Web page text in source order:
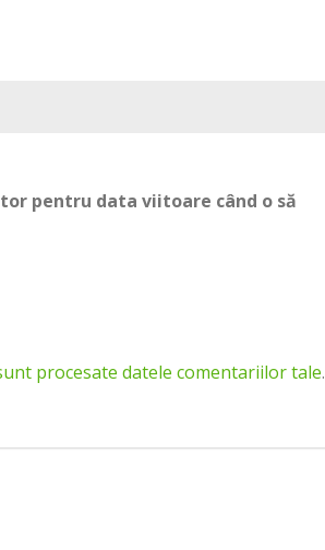
pentru data viitoare când o să
procesate datele comentariilor tale.